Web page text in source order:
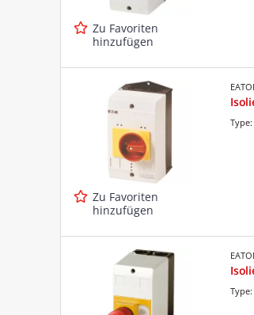
Zu Favoriten
hinzufügen
Zu Favoriten
hinzufügen
Type:
Type: